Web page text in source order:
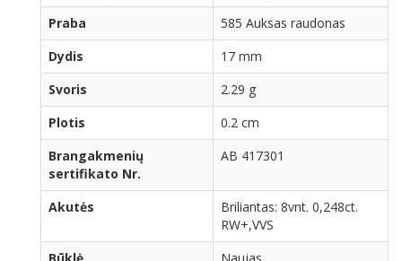
Praba
585 Auksas raudonas
Dydis
17 mm
Svoris
2.29 g
Plotis
0.2 cm
Brangakmenių
sertifikato Nr.
AB 417301
Akutės
Briliantas: 8vnt. 0,248ct.
RW+,VVS